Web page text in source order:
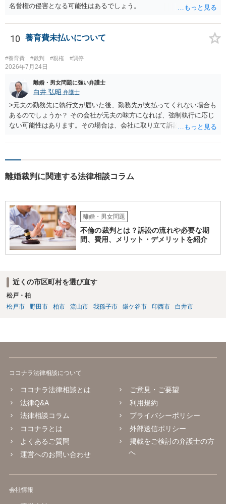
名誉権の侵害となる可能性はあるでしょう。
10 養育費未払いについて
#養育費 #裁判 #親権 #調停
2026年7月24日
離婚・男女問題に強い弁護士
白井 弘昭 弁護士
>元夫の勤務先に執行文が届いた後、勤務先が支払ってくれない場合も
あるのでしょうか？ その会社が元夫の味方になれば、強制執行に応じ
ない可能性はあります。その場合は、会社に取り立て訴訟を行うこと
押さえ、元夫名義の車の差し押さえ競売などを検討します。 ＞何もで
す。 ＞他の弁護士さんに再度依頼できるのでしょうか？ できます。た
離婚裁判に関連する法律相談コラム
離婚・男女問題
不倫の裁判とは？訴訟の流れや必要な期
間、費用、メリット・デメリットを紹介
近くの市区町村を選び直す
松戸・柏
松戸市
野田市 柏市 流山市 我孫子市 鎌ケ谷市 印西市 白井市
ココナラ法律相談について
ココナラ法律相談とは
法律Q&A
法律相談コラム
ココナラとは
よくあるご質問
運営へのお問い合わせ
ご意見・ご要望
利用規約
プライバシーポリシー
外部送信ポリシー
掲載をご検討の弁護士の方
へ
会社情報